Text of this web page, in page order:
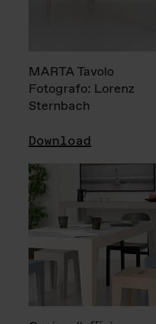
MARTA Tavolo
Fotografo: Lorenz
Sternbach
Download